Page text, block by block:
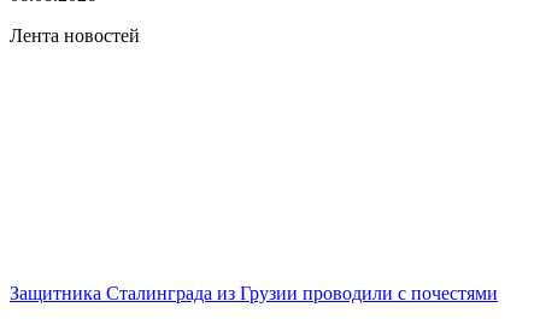
Лента новостей
Защитника Сталинграда из Грузии проводили с почестями